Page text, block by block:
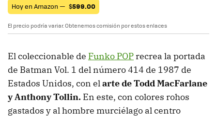
Hoy en Amazon — $599.00
El precio podría variar. Obtenemos comisión por estos enlaces
El coleccionable de Funko POP recrea la portada
de Batman Vol. 1 del número 414 de 1987 de
Estados Unidos, con elarte de Todd MacFarlane
y Anthony Tollin. En este, con colores rohos
gastados y al hombre murciélago al centro